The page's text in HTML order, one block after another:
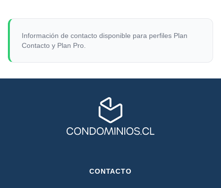
Información de contacto disponible para perfiles Plan
Contacto y Plan Pro.
CONTACTO